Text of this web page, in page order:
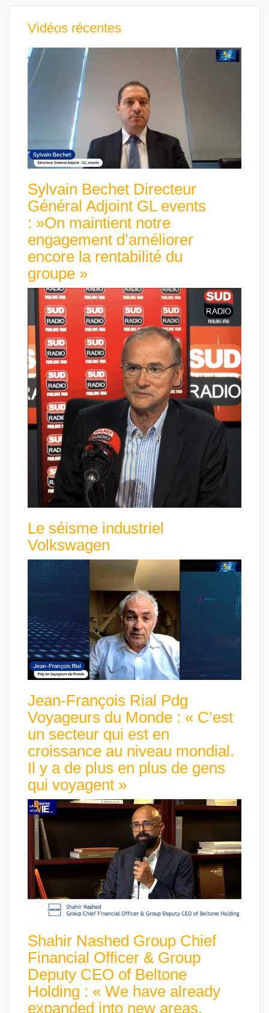
Vidéos récentes
Sylvain Bechet Directeur
Général Adjoint GL events
: »On maintient notre
engagement d’améliorer
encore la rentabilité du
groupe »
Le séisme industriel
Volkswagen
Jean-François Rial Pdg
Voyageurs du Monde : « C’est
un secteur qui est en
croissance au niveau mondial.
Il y a de plus en plus de gens
qui voyagent »
Shahir Nashed Group Chief
Financial Officer & Group
Deputy CEO of Beltone
Holding : « We have already
expanded into new areas,